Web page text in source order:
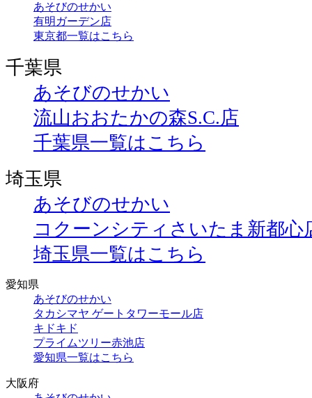
あそびのせかい
有明ガーデン店
東京都一覧はこちら
千葉県
あそびのせかい
流山おおたかの森S.C.店
千葉県一覧はこちら
埼玉県
あそびのせかい
コクーンシティさいたま新都心
埼玉県一覧はこちら
愛知県
あそびのせかい
タカシマヤ ゲートタワーモール店
キドキド
プライムツリー赤池店
愛知県一覧はこちら
大阪府